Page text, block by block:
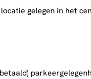
gelegen in het